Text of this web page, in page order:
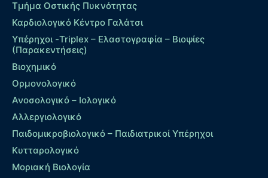
Τμήμα Οστικής Πυκνότητας
Καρδιολογικό Κέντρο Γαλάτσι
Υπέρηχοι -Triplex – Eλαστογραφία – Βιοψίες
(Παρακεντήσεις)
Βιοχημικό
Ορμονολογικό
Ανοσολογικό – Ιολογικό
Αλλεργιολογικό
Παιδομικροβιολογικό – Παιδιατρικοί Υπέρηχοι
Κυτταρολογικό
Μοριακή Βιολογία